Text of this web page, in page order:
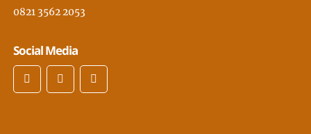
0821 3562 2053
Social Media